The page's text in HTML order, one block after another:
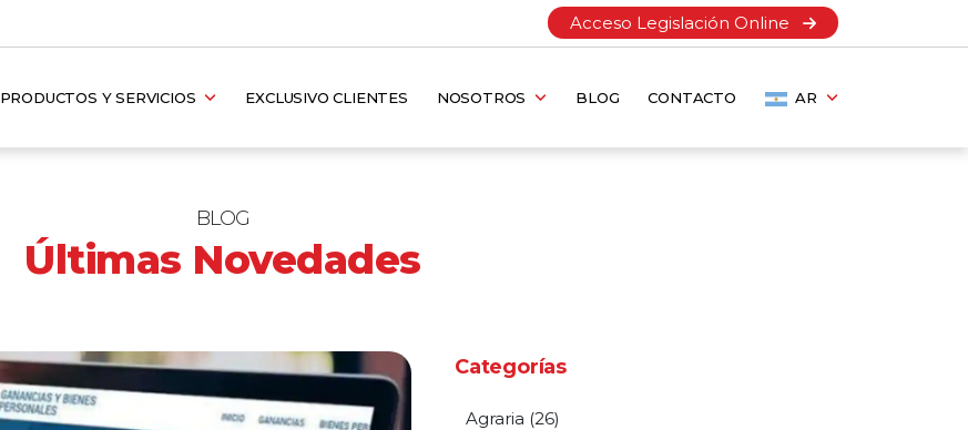
Acceso Legislación Online
PRODUCTOS Y SERVICIOS EXCLUSIVO CLIENTES NOSOTROS BLOG CONTACTO AR
BLOG
Últimas Novedades
Categorías
Agraria (26)